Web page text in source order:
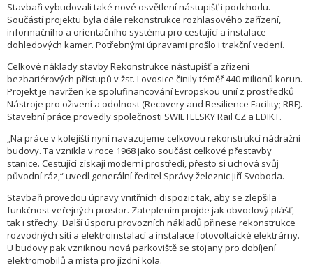
Stavbaři vybudovali také nové osvětlení nástupišť i podchodu.
Součástí projektu byla dále rekonstrukce rozhlasového zařízení,
informačního a orientačního systému pro cestující a instalace
dohledových kamer. Potřebnými úpravami prošlo i trakční vedení.
Celkové náklady stavby Rekonstrukce nástupišť a zřízení
bezbariérových přístupů v žst. Lovosice činily téměř 440 milionů korun.
Projekt je navržen ke spolufinancování Evropskou unií z prostředků
Nástroje pro oživení a odolnost (Recovery and Resilience Facility; RRF).
Stavební práce provedly společnosti SWIETELSKY Rail CZ a EDIKT.
„Na práce v kolejišti nyní navazujeme celkovou rekonstrukcí nádražní
budovy. Ta vznikla v roce 1968 jako součást celkové přestavby
stanice. Cestující získají moderní prostředí, přesto si uchová svůj
původní ráz,“ uvedl generální ředitel Správy železnic Jiří Svoboda.
Stavbaři provedou úpravy vnitřních dispozic tak, aby se zlepšila
funkčnost veřejných prostor. Zateplením projde jak obvodový plášť,
tak i střechy. Další úsporu provozních nákladů přinese rekonstrukce
rozvodných sítí a elektroinstalací a instalace fotovoltaické elektrárny.
U budovy pak vzniknou nová parkoviště se stojany pro dobíjení
elektromobilů a místa pro jízdní kola.